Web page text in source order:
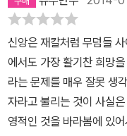
침내 생사를 건 모비 딕과
비 딕에 붙여진 악명들은
다. 최후의 전투에서 결국
으로 침몰하게 됩니다. 감
일은 많지 않습니다. 드물
관하거나 결말을 이야기
정도입니다. <모비 딕>은
은)​' 퀴퀘그'는 어느 섬 추
독교 세계를 더 많이 보고
워서 자신의 동족들을 계
는 포부가 있었지만, 쾌락
도들도 비참하고 사악할
들은 곧 출항할 여러 척의
데평생을 쫒고 살아온 그것에게 다리 한 쪽을 잃고나서에이
신의 지난 40년이 모두 부정
편집증 , 주술에 걸린 미치광이 같은 표현으로 그를 이해하기 보다는 ,
삶의 모든 것이 모비 딕이
심까지 짓밟혀 그로 하여금 마지막 삶의 에너지를 거기에 쏟게 했는
지도 모른다.물론 자신의
저 저당 잡히게 한 것은 이기적인 행위 였지만그들 모두 바다의전사
신앙은 재칼처럼 무덤들
에서도 가장 활기찬 희망
라는 문제를 매우 잘못 생
자라고 불리는 것이 사실
영적인 것을 바라봄에 있